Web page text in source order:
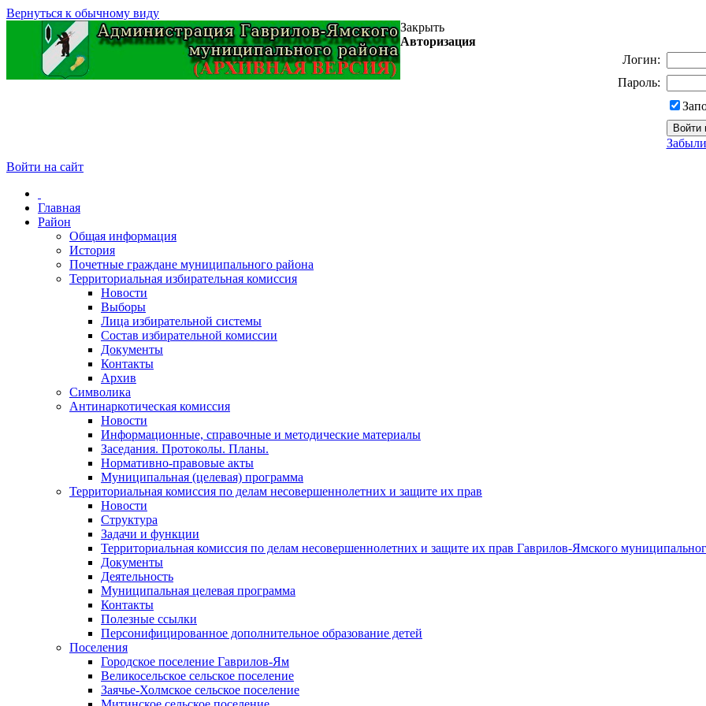
Вернуться к обычному виду
Закрыть
Авторизация
Логин:
Пароль:
Войти на сайт
Главная
Район
Общая информация
История
Почетные граждане муниципального района
Территориальная избирательная комиссия
Новости
Выборы
Лица избирательной системы
Состав избирательной комиссии
Документы
Контакты
Архив
Символика
Антинаркотическая комиссия
Новости
Информационные, справочные и методические материалы
Заседания. Протоколы. Планы.
Нормативно-правовые акты
Муниципальная (целевая) программа
Территориальная комиссия по делам несовершеннолетних и защите их прав
Новости
Структура
Задачи и функции
Территориальная комиссия по делам несовершеннолетних и защите их прав Гаврилов-Ямского
Документы
Деятельность
Муниципальная целевая программа
Контакты
Полезные ссылки
Персонифицированное дополнительное образование детей
Поселения
Городское поселение Гаврилов-Ям
Великосельское сельское поселение
Заячье-Холмское сельское поселение